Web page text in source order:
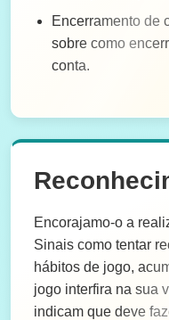
Encerramento de
sobre como
conta.
Encorajamo-o a
Sinais como tentar
hábitos de jogo,
jogo interfira na sua
indicam que deve